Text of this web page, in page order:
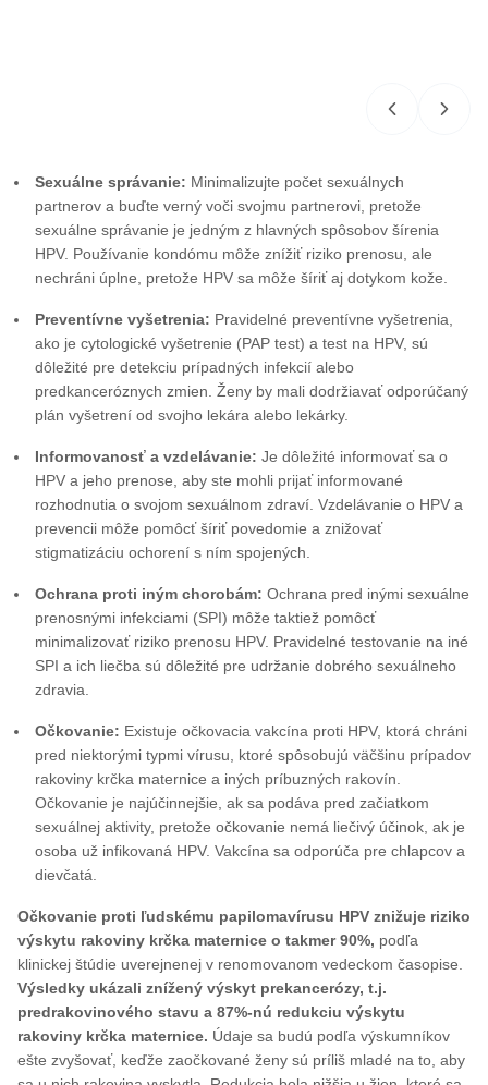
Sexuálne správanie: Minimalizujte počet sexuálnych
partnerov a buďte verný voči svojmu partnerovi, pretože
sexuálne správanie je jedným z hlavných spôsobov šírenia
HPV. Používanie kondómu môže znížiť riziko prenosu, ale
nechráni úplne, pretože HPV sa môže šíriť aj dotykom kože.
Preventívne vyšetrenia: Pravidelné preventívne vyšetrenia,
ako je cytologické vyšetrenie (PAP test) a test na HPV, sú
dôležité pre detekciu prípadných infekcií alebo
predkanceróznych zmien. Ženy by mali dodržiavať odporúčaný
plán vyšetrení od svojho lekára alebo lekárky.
Informovanosť a vzdelávanie: Je dôležité informovať sa o
HPV a jeho prenose, aby ste mohli prijať informované
rozhodnutia o svojom sexuálnom zdraví. Vzdelávanie o HPV a
prevencii môže pomôcť šíriť povedomie a znižovať
stigmatizáciu ochorení s ním spojených.
Ochrana proti iným chorobám: Ochrana pred inými sexuálne
prenosnými infekciami (SPI) môže taktiež pomôcť
minimalizovať riziko prenosu HPV. Pravidelné testovanie na iné
SPI a ich liečba sú dôležité pre udržanie dobrého sexuálneho
zdravia.
Očkovanie: Existuje očkovacia vakcína proti HPV, ktorá chráni
pred niektorými typmi vírusu, ktoré spôsobujú väčšinu prípadov
rakoviny krčka maternice a iných príbuzných rakovín.
Očkovanie je najúčinnejšie, ak sa podáva pred začiatkom
sexuálnej aktivity, pretože očkovanie nemá liečivý účinok, ak je
osoba už infikovaná HPV. Vakcína sa odporúča pre chlapcov a
dievčatá.
Očkovanie proti ľudskému papilomavírusu HPV znižuje riziko
výskytu rakoviny krčka maternice o takmer 90%, podľa
klinickej štúdie uverejnenej v renomovanom vedeckom časopise.
Výsledky ukázali znížený výskyt prekancerózy, t.j.
predrakovinového stavu a 87%-nú redukciu výskytu
rakoviny krčka maternice. Údaje sa budú podľa výskumníkov
ešte zvyšovať, keďže zaočkované ženy sú príliš mladé na to, aby